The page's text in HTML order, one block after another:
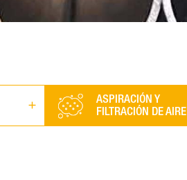
ASPIRACIÓN Y
FILTRACIÓN DE AIRE